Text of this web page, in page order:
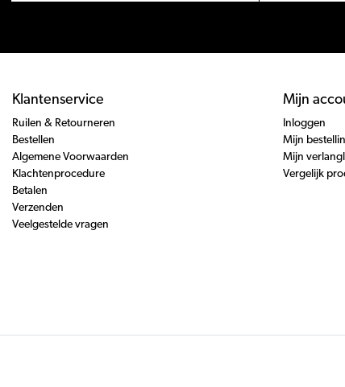
Klantenservice
Ruilen & Retourneren
Bestellen
Algemene Voorwaarden
Klachtenprocedure
Betalen
Verzenden
Veelgestelde vragen
Mijn
Inloggen
Mijn
Mijn
Vergelijk